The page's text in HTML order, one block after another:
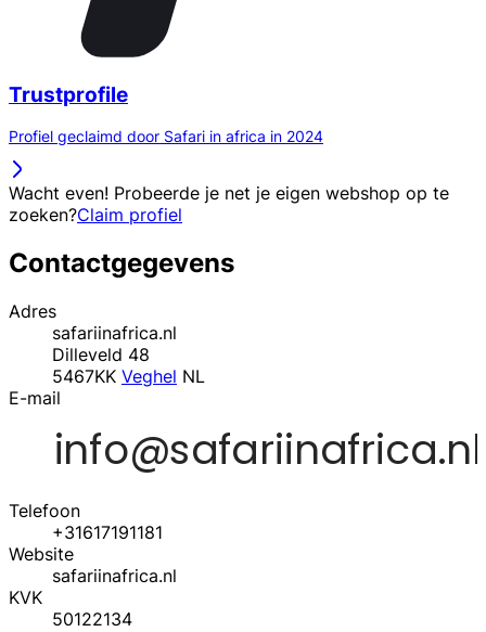
Trustprofile
Profiel geclaimd door Safari in africa in 2024
Wacht even! Probeerde je net je eigen webshop op te
zoeken?Claim profiel
Contactgegevens
Adres
safariinafrica.nl
Dilleveld 48
5467KK Veghel NL
E-mail
Telefoon
+31617191181
Website
safariinafrica.nl
KVK
50122134